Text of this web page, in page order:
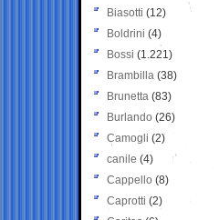
Biasotti (12)
Boldrini (4)
Bossi (1.221)
Brambilla (38)
Brunetta (83)
Burlando (26)
Camogli (2)
canile (4)
Cappello (8)
Caprotti (2)